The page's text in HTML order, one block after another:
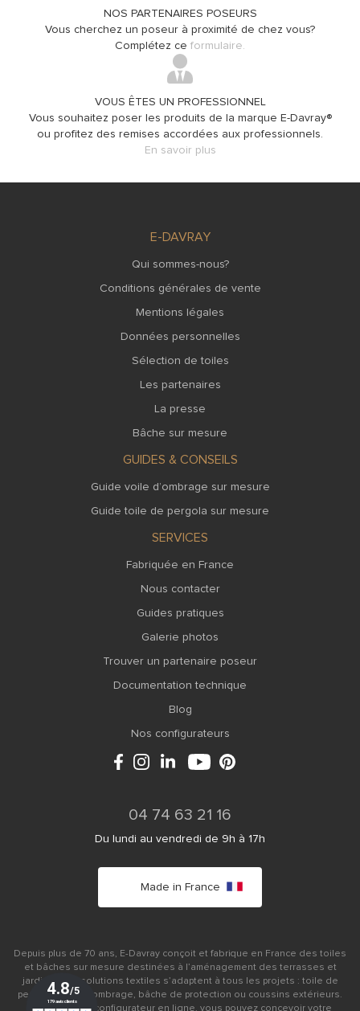
NOS PARTENAIRES POSEURS
Vous cherchez un poseur à proximité de chez vous?
Complétez ce formulaire.
VOUS ÊTES UN PROFESSIONNEL
Vous souhaitez poser les produits de la marque E-Davray®
ou profitez des remises accordées aux professionnels.
En savoir plus
E-DAVRAY
Qui sommes-nous?
Conditions générales de vente
Mentions légales
Données personnelles
Sélection de toiles
Les partenaires
La presse
Bâche sur mesure
GUIDES & CONSEILS
Guide voile d’ombrage sur mesure
Guide toile de pergola sur mesure
SERVICES
Fabriquée en France
Nous contacter
Guides pratiques
Galerie photos
Trouver un partenaire poseur
Documentation technique
Blog
Nos configurateurs
04 74 63 21 16
Du lundi au vendredi de 9h à 17h
Made in France
Depuis plus de 70 ans, E-Davray conçoit et fabrique en France des toiles
et bâches sur mesure destinées à l’aménagement des terrasses et
jardins. Nos solutions textiles s’adaptent à tous les projets : toile de
pergola, voile d’ombrage, bâche de protection ou coussins extérieurs.
Grâce à notre configurateur en ligne, vous pouvez concevoir votre